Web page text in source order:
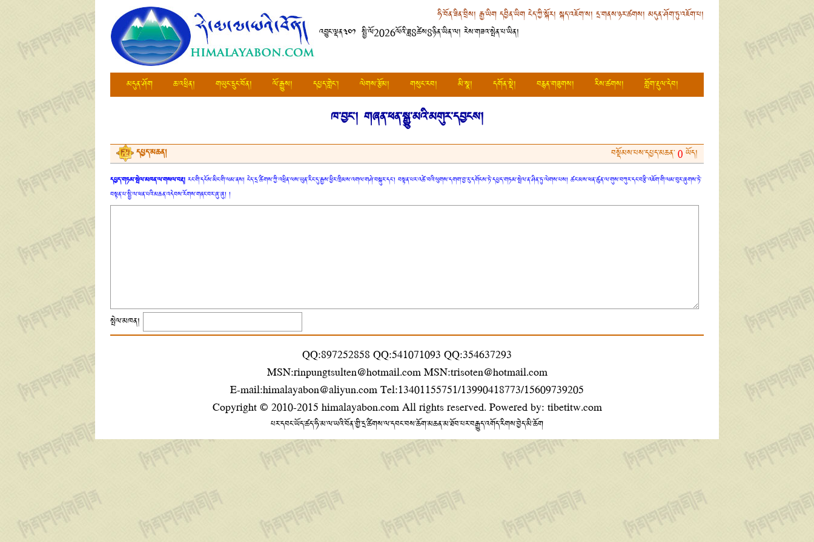
ཧི་བོན་ཟིན་བྲིས། རྒྱ་ཡིགདབྱིན་ཡིགངེད་ཀྱི་སྐོར། སྐད་འཇོག་ས། དྲ་གནས་ཉར་ཚགས། མདུན་ཤོག་ཏུ་འཇོག་པ།
འབྱུང་ལྡན༣༠༡ སྤྱི་ལོ2026ལོའི་ཟླ8ཚེས8ཉིན་ཡིན་ལ། རེས་གཟའ་སྤེན་པ་ཡིན།
མདུན་ཤོག ཆ་འཕྲིན། གཡུང་དྲུང་བོན། ལོ་རྒྱུས། དཔྱད་གླེང་། ལེགས་རྩོམ། གསུང་རབ། མི་སྣ། དགོན་སྡེ། བརྙན་གཟུགས། རིས་ཚགས། གློག་རྡུལ་དེབ།
ཁ་བྱང་། གཞན་ཕན་སྒྱུ་མའི་མགུར་དབྱངས།
བསྡོམས་པས་དཔྱད་མཆན་ 0 ཡོད།
དཔྱད་མཆན།
དཔྱད་གཏམ་སྤེལ་མཁན་ལ་གསལ་བརྡ།རང་གི་དངོས་མིང་གི་ལམ་ནས། ངེད་དྲ་ཚིགས་ཀྱི་འཕྲིན་ལས་ཡུན་རིང་དུ་རྒྱས་ཕྱིར་ཁྲིམས་འགལ་གཤེ་བསྐུར་དང་། བསྟན་པར་འཚེ་བའི་ལུགས་དགག་བྱ་རུ་དགོངས་ཏེ་དཔྱད་གཏམ་སྤེལ་ན་ཤིན་ཏུ་ལེགས་པས། ཚང་མས་ཕན་ཚུན་ལ་གུས་བཀུར་དང་བརྩི་འཇོག་གི་ལམ་བུར་ཞུགས་ཏེ་
བསྟན་པ་སྤྱི་ལ་ཕན་པའི་མཆན་འདེབས་རོགས་གནང་བར་ཞུ་ཞུ། །
སྤེལ་མཁན།
QQ:897252858 QQ:541071093 QQ:354637293
MSN:rinpungtsulten@hotmail.com MSN:trisoten@hotmail.com
E-mail:himalayabon@aliyun.com Tel:13401155751/13990418773/15609739205
Copyright © 2010-2015 himalayabon.comAll rights reserved. Powered by: tibetitw.com
པར་དབང་ཡོད་ཚད་ཧི་མ་ལ་ཡའི་བོན་གྱི་དྲ་ཚིགས་ལ་དབང་བས་ཆོག་མཆན་མ་ཐོབ་པར་བརྒྱུད་འགོད་རིགས་བྱེད་མི་ཆོག